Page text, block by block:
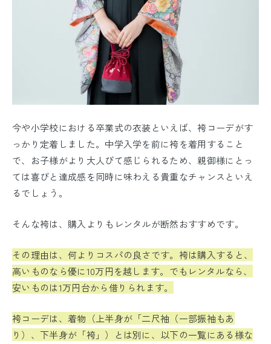
今や小学校における卒業式の衣装といえば、袴コーデがす
っかり定着しました。中学入学を前に袴を着用すること
で、お子様がより大人びて感じられるため、親御様にとっ
ては喜びと達成感を同時に味わえる貴重なチャンスといえ
るでしょう。
そんな袴は、購入よりもレンタルが断然おすすめです。
その理由は、何よりコスパの良さです。袴は購入すると、
高いものなら優に10万円を越します。でもレンタルなら、
安いものは1万円台から借りられます。
袴コーデは、着物（上半身が「二尺袖（一部振袖もあ
り）、下半身が「袴」）とは別に、以下の一覧にある様な